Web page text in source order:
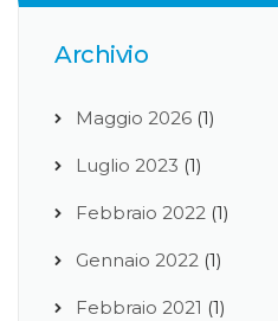
Archivio
Maggio 2026 (1)
Luglio 2023 (1)
Febbraio 2022 (1)
Gennaio 2022 (1)
Febbraio 2021 (1)